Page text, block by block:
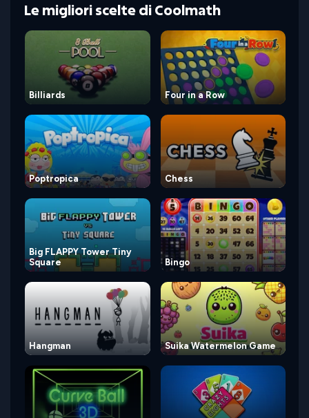
Le migliori scelte di Coolmath
Billiards Four in a Row
Poptropica Chess
Big FLAPPY Tower Tiny
Square
Bingo
Hangman Suika Watermelon Game